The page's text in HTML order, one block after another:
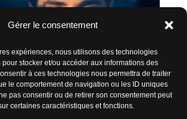
Gérer le consentement
expériences, nous utilisons des technologies
stocker et/ou accéder aux informations des
à ces technologies nous permettra de traiter
le comportement de navigation ou les ID uniques
pas consentir ou de retirer son consentement peut
certaines caractéristiques et fonctions.